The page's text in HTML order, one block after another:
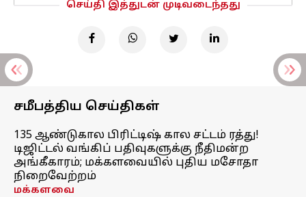
செய்தி இத்துடன் முடிவடைந்தது
சமீபத்திய செய்திகள்
135 ஆண்டுகால பிரிட்டிஷ் கால சட்டம் ரத்து!
டிஜிட்டல் வங்கிப் பதிவுகளுக்கு நீதிமன்ற
அங்கீகாரம்; மக்களவையில் புதிய மசோதா
நிறைவேற்றம்
மக்களவை